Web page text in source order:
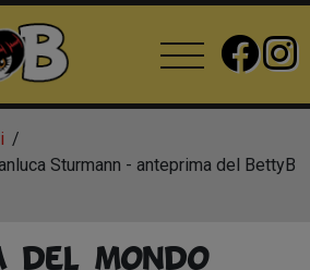
Sturmann - anteprima del BettyB
del mondo